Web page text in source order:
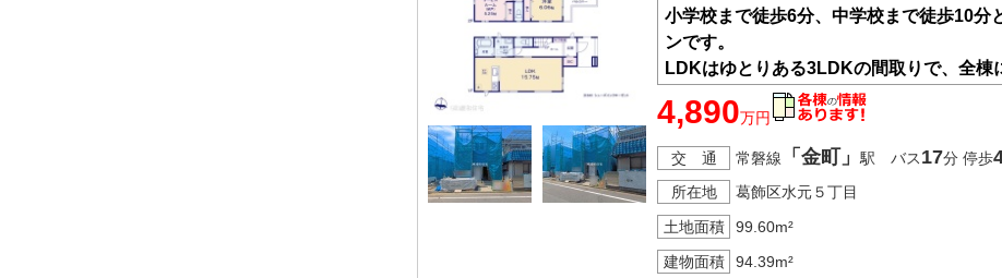
小学校まで徒歩6分、中学校まで徒歩10分
ンです。
LDKはゆとりある3LDKの間取りで、全棟
システムキッチンやシステムバスなど、
実しています。
詳しい仕様や住宅設備の資料もご用意して
さい。
4,890万円
交 通 常磐線 「金町」 駅 バス17分 停歩
所在地
葛飾区水元５丁目
土地面積
99.60m²
建物面積
94.39m²